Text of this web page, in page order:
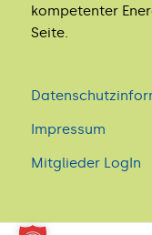
kompetenter
Seite.
Impressum
Mitglieder LogIn